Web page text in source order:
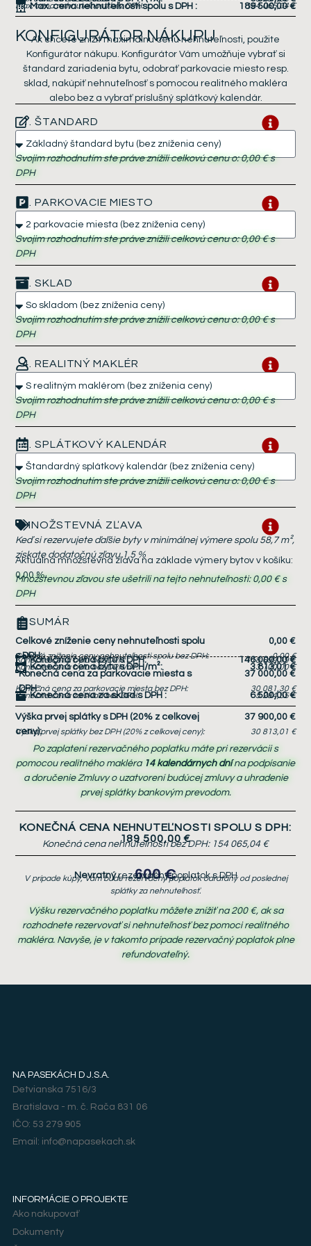
Max. cena nehnuteľnosti spolu s DPH: 189 500,00 €
Max. cena nehnuteľnosti bez DPH: 154 065,04 €
KONFIGURÁTOR NÁKUPU
Ak chcete znížiť maximálnu cenu nehnuteľnosti, použite
Konfigurátor nákupu. Konfigurátor Vám umožňuje vybrať si
štandard zariadenia bytu, odobrať parkovacie miesto resp.
sklad, nakúpiť nehnuteľnosť s pomocou realitného makléra
alebo bez a vybrať príslušný splátkový kalendár.
1. ŠTANDARD
Svojim rozhodnutím ste práve znížili celkovú cenu o:0,00 €s
DPH
2. PARKOVACIE MIESTO
Svojim rozhodnutím ste práve znížili celkovú cenu o:0,00 €s
DPH
3. SKLAD
Svojim rozhodnutím ste práve znížili celkovú cenu o:0,00 €s
DPH
4. REALITNÝ MAKLÉR
Svojim rozhodnutím ste práve znížili celkovú cenu o:0,00 €s
DPH
5. SPLÁTKOVÝ KALENDÁR
Svojim rozhodnutím ste práve znížili celkovú cenu o:0,00 €s
DPH
MNOŽSTEVNÁ ZĽAVA
Keď si rezervujete ďaľšie byty v minimálnej výmere spolu 58,7 m²,
získate dodatočnú zľavu 1,5 %
Aktuálna množstevná zľava na základe výmery bytov v košíku:
0,00 %
Množstevnou zľavou ste ušetrili na tejto nehnuteľnosti: 0,00 €s
DPH
SUMÁR
Celkové zníženie ceny nehnuteľnosti spolu
s DPH:
0,00 €
Celkové zníženie ceny nehnuteľnosti spolu bez DPH: 0,00 €
Konečná cena bytu s DPH: 146 000,00 €
Konečná cena bytu bez DPH: 118 699,19 €
Konečná cena bytu s DPH/m²: 3 813,01 €
Konečná cena bytu bez DPH/m²: 3 100,00 €
Konečná cena za parkovacie miesta s
DPH:
37 000,00 €
Konečná cena za parkovacie miesta bez DPH: 30 081,30 €
Konečná cena za sklad s DPH: 6 500,00 €
Konečná cena za sklad bez DPH: 5 284,55 €
Výška prvej splátky s DPH (20% z celkovej
ceny):
37 900,00 €
Výška prvej splátky bez DPH (20% z celkovej ceny): 30 813,01 €
Po zaplatení rezervačného poplatku máte pri rezervácii s
pomocou realitného makléra 14 kalendárnych dnína podpísanie
a doručenie Zmluvy o uzatvorení budúcej zmluvy a uhradenie
prvej splátky bankovým prevodom.
KONEČNÁ CENA NEHNUTEĽNOSTI SPOLU S DPH:
189 500,00 €
Konečná cena nehnuteľnosti bez DPH: 154 065,04 €
600 €
Nevratnýrezervačný poplatok s DPH
V prípade kúpy, Vám bude rezervačný poplatok odrátaný od poslednej
splátky za nehnuteľnosť.
Výšku rezervačného poplatku môžete znížiť na 200 €, ak sa
rozhodnete rezervovať si nehnuteľnosť bez pomoci realitného
makléra. Navyše, je v takomto prípade rezervačný poplatok plne
refundovateľný.
NA PASEKÁCH D J.S.A.
Detvianska 7516/3
Bratislava - m. č. Rača 831 06
IČO: 53 279 905
Email: info@napasekach.sk
INFORMÁCIE O PROJEKTE
Ako nakupovať
Dokumenty